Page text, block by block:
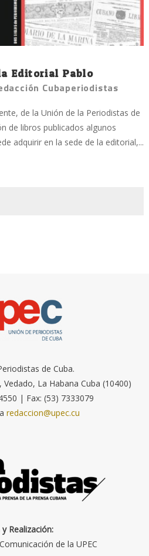
Editorial Pablo
Cubaperiodistas
de la Unión de la Periodistas de
de libros publicados algunos
adquirir en la sede de la editorial,...
de Cuba.
La Habana Cuba (10400)
| Fax: (53) 7333079
redaccion@upec.cu
y Realización:
de la UPEC